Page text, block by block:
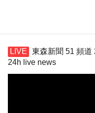
東森新聞 51 頻道
24h live news